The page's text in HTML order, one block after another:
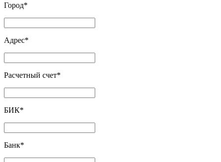
Город*
Адрес*
Расчетный счет*
БИК*
Банк*